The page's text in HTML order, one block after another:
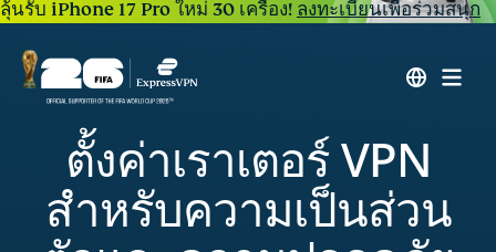
ลุ้นรับ iPhone 17 Pro ใหม่ 30 เครื่อง! ลงทะเบียนเพื่อร่วมสนุก
ตั้งค่าเราเตอร์ VPN
สำหรับความเป็นส่วน